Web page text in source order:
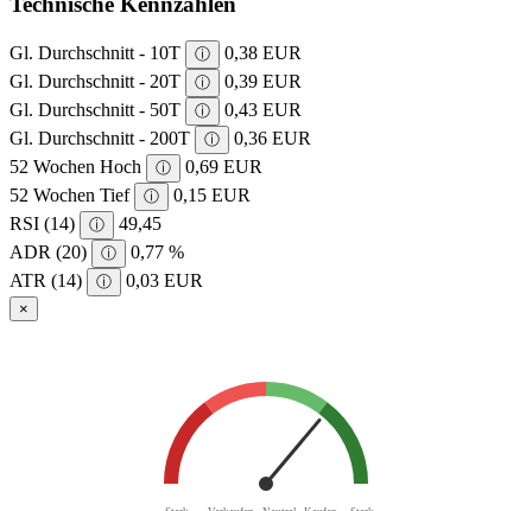
Gl. Durchschnitt - 10T ⓘ
0,38 EUR
Gl. Durchschnitt - 20T
ⓘ
0,39 EUR
Gl. Durchschnitt - 50T
ⓘ
0,43 EUR
Gl. Durchschnitt - 200T
ⓘ
0,36 EUR
52 Wochen Hoch
ⓘ
0,69 EUR
52 Wochen Tief
ⓘ
0,15 EUR
RSI (14)
ⓘ
49,45
ADR (20)
ⓘ
0,77 %
ATR (14)
ⓘ 0,03 EUR
×